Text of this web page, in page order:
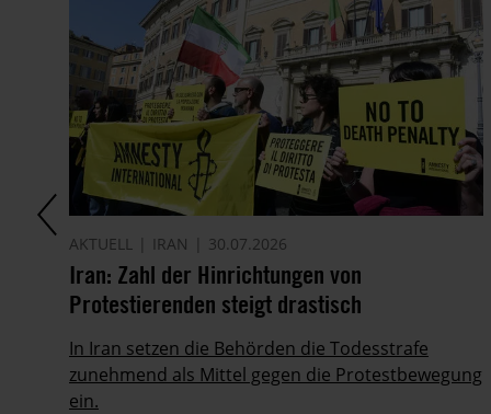
AKTUELL IRAN 30.07.2026
Iran: Zahl der Hinrichtungen von
Protestierenden steigt drastisch
In Iran setzen die Behörden die Todesstrafe
zunehmend als Mittel gegen die Protestbewegung
ein.